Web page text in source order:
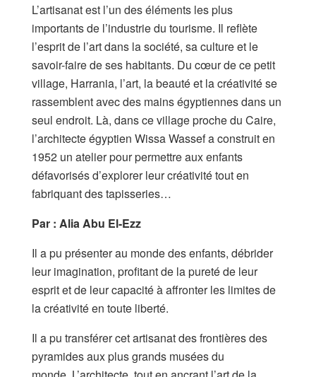
L’artisanat est l’un des éléments les plus
importants de l’industrie du tourisme. Il reflète
l’esprit de l’art dans la société, sa culture et le
savoir-faire de ses habitants. Du cœur de ce petit
village, Harrania, l’art, la beauté et la créativité se
rassemblent avec des mains égyptiennes dans un
seul endroit. Là, dans ce village proche du Caire,
l’architecte égyptien Wissa Wassef a construit en
1952 un atelier pour permettre aux enfants
défavorisés d’explorer leur créativité tout en
fabriquant des tapisseries…
Par : Alia Abu El-Ezz
Il a pu présenter au monde des enfants, débrider
leur imagination, profitant de la pureté de leur
esprit et de leur capacité à affronter les limites de
la créativité en toute liberté.
Il a pu transférer cet artisanat des frontières des
pyramides aux plus grands musées du